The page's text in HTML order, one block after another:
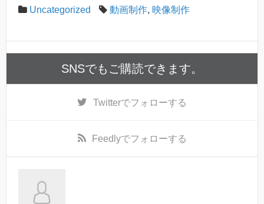
Uncategorized 動画制作, 映像制作
SNSでもご購読できます。
Twitterでフォローする
Feedlyでフォローする